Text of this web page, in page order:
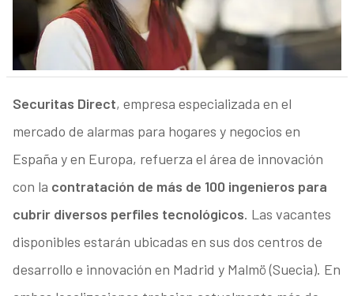
Securitas Direct, empresa especializada en el
mercado de alarmas para hogares y negocios en
España y en Europa, refuerza el área de innovación
con la contratación de más de 100 ingenieros para
cubrir diversos perfiles tecnológicos. Las vacantes
disponibles estarán ubicadas en sus dos centros de
desarrollo e innovación en Madrid y Malmö (Suecia). En